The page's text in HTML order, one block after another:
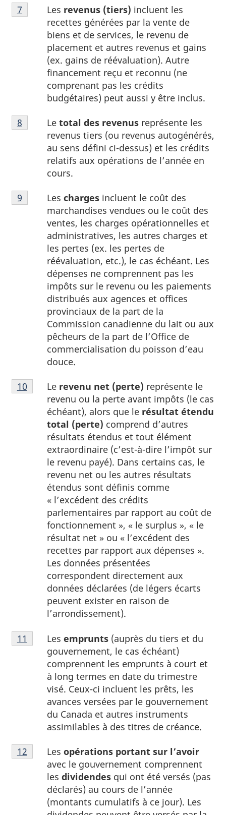
Note
7
Les revenus (tiers) incluent les
recettes générées par la vente de
biens et de services, le revenu de
placement et autres revenus et gains
(ex. gains de réévaluation). Autre
financement reçu et reconnu (ne
comprenant pas les crédits
budgétaires) peut aussi y être inclus.
Retour à la référence de la note
7 du tableau 1
Note
8
Le total des revenusreprésente les
revenus tiers (ou revenus autogénérés,
au sens défini ci-dessus) et les crédits
relatifs aux opérations de l’année en
cours.
Retour à la référence de la note
8 du tableau 1
Note
9
Les chargesincluent le coût des
marchandises vendues ou le coût des
ventes, les charges opérationnelles et
administratives, les autres charges et
les pertes (ex. les pertes de
réévaluation, etc.), le cas échéant. Les
dépenses ne comprennent pas les
impôts sur le revenu ou les paiements
distribués aux agences et offices
provinciaux de la part de la
Commission canadienne du lait ou aux
pêcheurs de la part de l’Office de
commercialisation du poisson d’eau
douce.
Retour à la référence de la note
9 du tableau 1
Note
10
Le revenu net (perte) représente le
revenu ou la perte avant impôts (le cas
échéant), alors que le résultat étendu
total (perte) comprend d’autres
résultats étendus et tout élément
extraordinaire (c’est-à-dire l’impôt sur
le revenu payé). Dans certains cas, le
revenu net ou les autres résultats
étendus sont définis comme
« l’excédent des crédits
parlementaires par rapport au coût de
fonctionnement », « le surplus », « le
résultat net » ou « l’excédent des
recettes par rapport aux dépenses ».
Les données présentées
correspondent directement aux
données déclarées (de légers écarts
peuvent exister en raison de
l’arrondissement).
Retour à la référence de la note
10 du tableau 1
Note
11
Les emprunts(auprès du tiers et du
gouvernement, le cas échéant)
comprennent les emprunts à court et
à long termes en date du trimestre
visé. Ceux-ci incluent les prêts, les
avances versées par le gouvernement
du Canada et autres instruments
assimilables à des titres de créance.
Retour à la référence de la note
11 du tableau 1
Note
12
Les opérations portant sur l’avoir
avec le gouvernement comprennent
les dividendesqui ont été versés (pas
déclarés) au cours de l’année
(montants cumulatifs à ce jour). Les
Retour à la référence de la note
12 du tableau 1